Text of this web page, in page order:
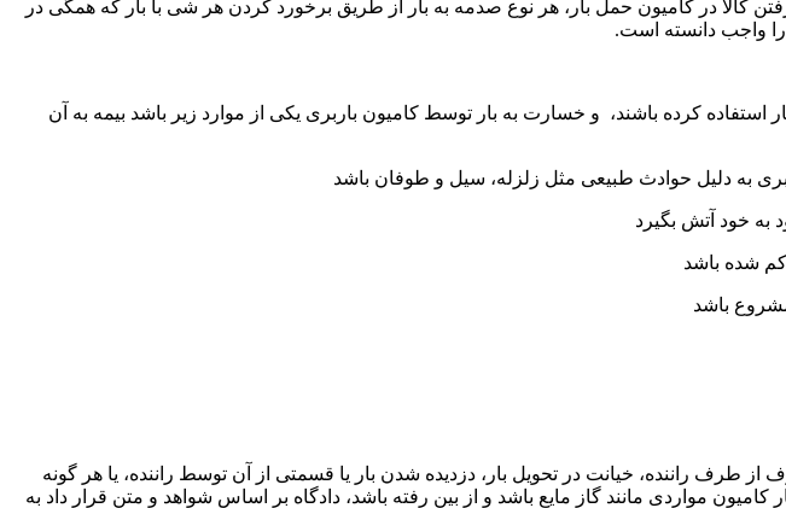
کالا در کامیون حمل بار، هر نوع صدمه به بار از طریق برخورد کردن هر شی با بار که همگی در
واجب دانسته است.
استفاده کرده باشند، و خسارت به بار توسط کامیون باربری یکی از موارد زیر باشد بیمه به آن
به دلیل حوادث طبیعی مثل زلزله، سیل و طوفان باشد
به خود آتش بگیرد
کم شده باشد
مشروع باشد
طرف راننده، خیانت در تحویل بار، دزدیده شدن بار یا قسمتی از آن توسط راننده، یا هر گونه
مواردی مانند گاز مایع باشد و از بین رفته باشد، دادگاه بر اساس شواهد و متن قرار داد به